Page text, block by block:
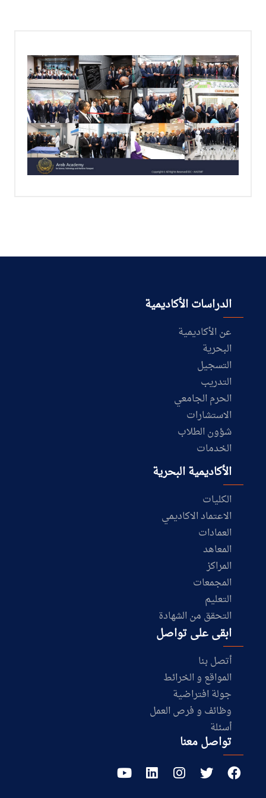
الإستشارات
الدراسات الأكاديمية
عن الأكاديمية
البحرية
التسجيل
التدريب
الحرم الجامعي
الاستشارات
شؤون الطلاب
الخدمات
الأكاديمية البحرية
الكليات
الاعتماد الاكاديمي
العمادات
المعاهد
المراكز
المجمعات
التعليم
التحقق من الشهادة
ابقى على تواصل
أتصل بنا
المواقع و الخرائط
جولة افتراضية
وظائف و فرص العمل
أسئلة
تواصل معنا